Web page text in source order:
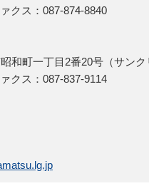
ス：087-874-8840
町一丁目2番20号（サンク
ス：087-837-9114